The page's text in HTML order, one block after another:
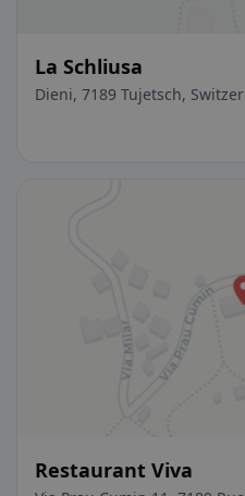
La Schliusa
Dieni, 7189 Tujetsch,
Restaurant Viva